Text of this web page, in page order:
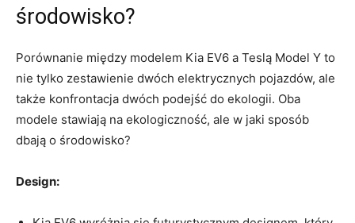
środowisko?
Porównanie między modelem‍ Kia EV6 a ⁣Teslą Model Y to
nie tylko zestawienie dwóch elektrycznych​ pojazdów, ale
także konfrontacja dwóch podejść do ekologii. Oba
modele stawiają na ekologiczność, ale w jaki⁢ sposób
dbają ⁣o‌ środowisko?
Design: